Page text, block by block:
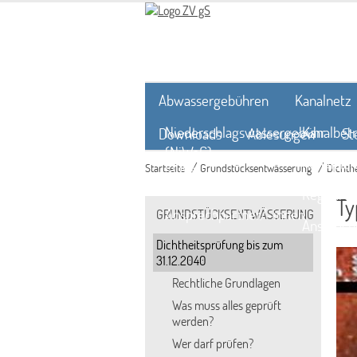
Abwassergebühren
Niederschlagswassergebühr
(NiWaG)
Ansprechpartner/-innen
Kanalnetz
Downloads
Links
Ablesungen
Startseite / Grundstücksentwässerung /
GRUNDSTÜCKSENTWÄSSERUNG
Dichtheitsprüfung bis zum
31.12.2040
Rechtliche Grundlagen
Was muss alles geprüft
werden?
Wer darf prüfen?